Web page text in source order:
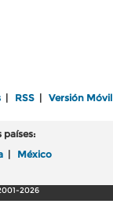
RSS Versión Móvil
países:
México
2026